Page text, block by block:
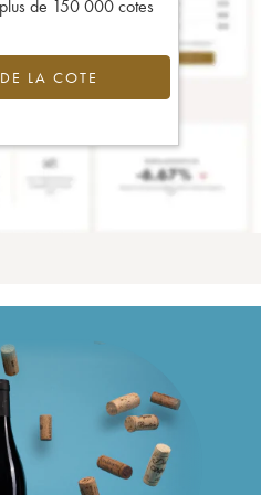
de 150 000 cotes
LA COTE